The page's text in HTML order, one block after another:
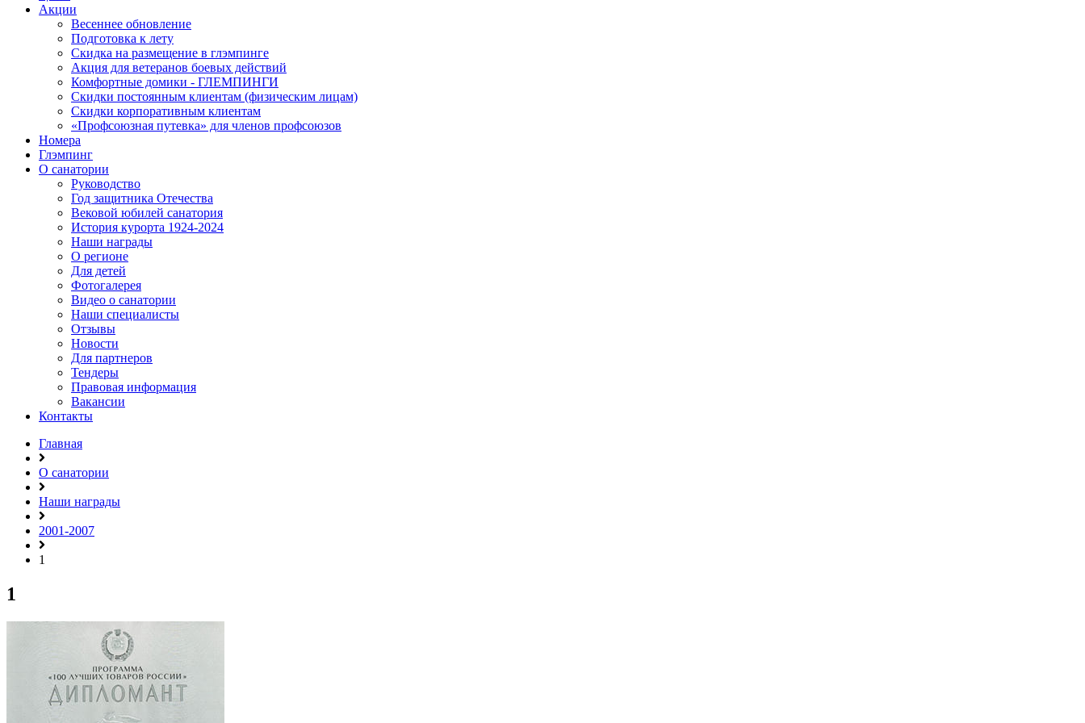
Акции
Весеннее обновление
Подготовка к лету
Скидка на размещение в глэмпинге
Акция для ветеранов боевых действий
Комфортные домики - ГЛЕМПИНГИ
Скидки постоянным клиентам (физическим лицам)
Скидки корпоративным клиентам
«Профсоюзная путевка» для членов профсоюзов
Номера
Глэмпинг
О санатории
Руководство
Год защитника Отечества
Вековой юбилей санатория
История курорта 1924-2024
Наши награды
О регионе
Для детей
Фотогалерея
Видео о санатории
Наши специалисты
Отзывы
Новости
Для партнеров
Тендеры
Правовая информация
Вакансии
Контакты
Главная
О санатории
Наши награды
2001-2007
1
1